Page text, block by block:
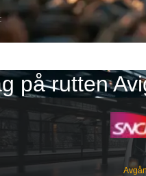
på rutten